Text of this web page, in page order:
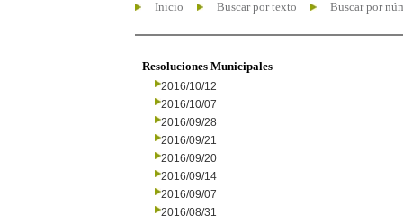
Inicio Buscar por texto Buscar por
Resoluciones Municipales
2016/10/12
2016/10/07
2016/09/28
2016/09/21
2016/09/20
2016/09/14
2016/09/07
2016/08/31